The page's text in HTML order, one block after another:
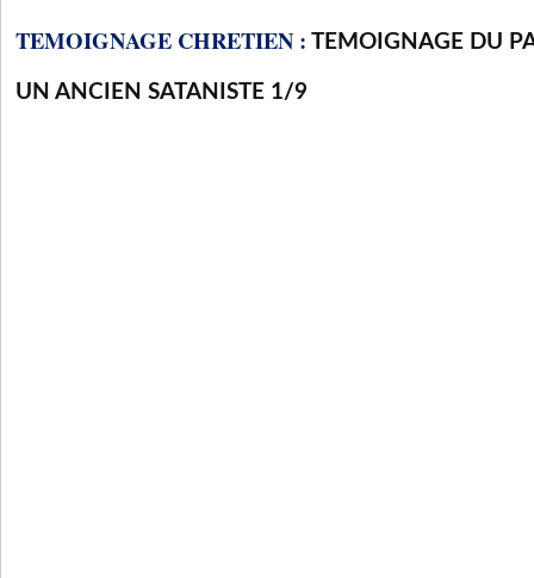
TEMOIGNAGE CHRETIEN : TEMOIGNAGE DU
UN ANCIEN SATANISTE 1/9